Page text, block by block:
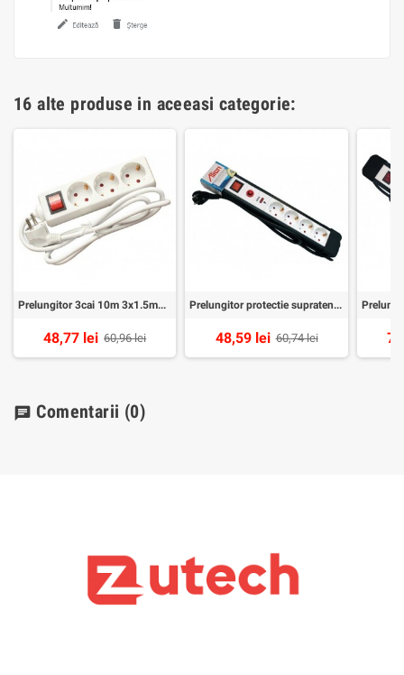
16 alte produse in aceeasi categorie:
Prelungitor 3cai 10m 3x1.5mm2 cu intr Alien
48,77 lei 60,96 lei
Prelungitor protectie supratensiune 4cai 1,5m Alien
48,59 lei 60,74 lei
chat Comentarii (0)